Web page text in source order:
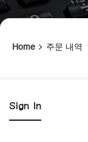
Home 주문 내역
Sign In